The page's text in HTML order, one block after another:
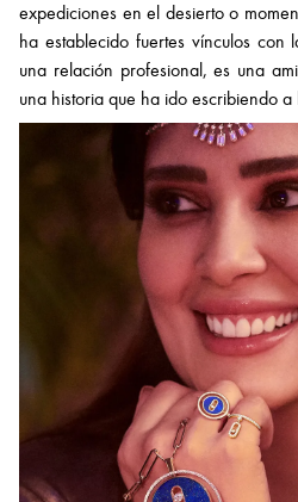
expediciones en el desierto o
ha establecido fuertes vínculos con
una relación profesional, es una
una historia que ha ido escribiendo